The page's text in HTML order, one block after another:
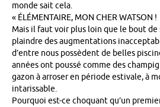
monde sait cela.
« ÉLÉMENTAIRE, MON CHER WATSON !
Mais il faut voir plus loin que le bout de
plaindre des augmentations
d’entre nous possèdent de belles
années ont poussé comme des
gazon à arroser en période estivale, à
intarissable.
Pourquoi est-ce choquant qu’un